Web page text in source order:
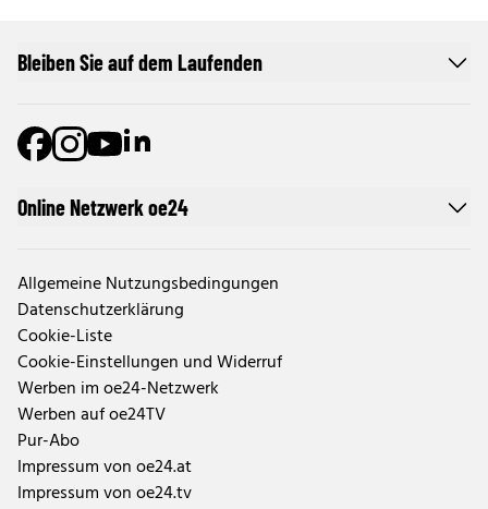
Online Netzwerk oe24
Allgemeine Nutzungsbedingungen
Datenschutzerklärung
Cookie-Liste
Cookie-Einstellungen und Widerruf
Werben im oe24-Netzwerk
Werben auf oe24TV
Pur-Abo
Impressum von oe24.at
Impressum von oe24.tv
Bleiben Sie auf dem Laufenden